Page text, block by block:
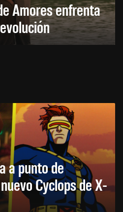
Amores enfrenta
a punto de
Cyclops de X-